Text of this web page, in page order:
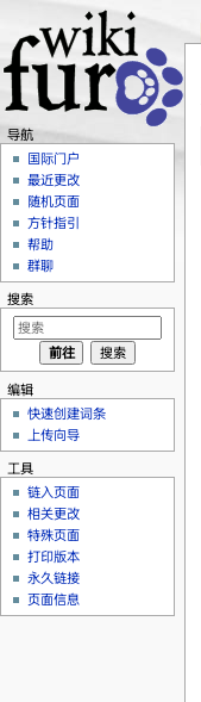
导航
国际门户
最近更改
随机页面
方针指引
帮助
群聊
搜索
编辑
快速创建词条
上传向导
工具
链入页面
相关更改
特殊页面
打印版本
永久链接
页面信息